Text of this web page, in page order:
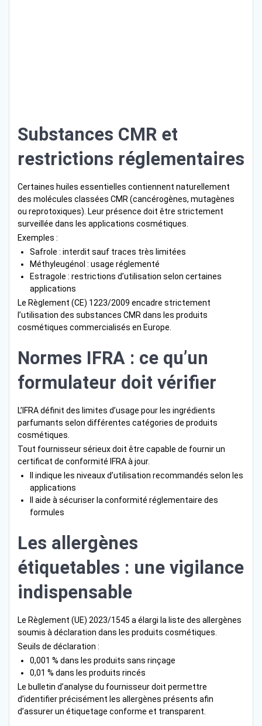
Substances CMR et
restrictions réglementaires
Certaines huiles essentielles contiennent naturellement
des molécules classées CMR (cancérogènes, mutagènes
ou reprotoxiques). Leur présence doit être strictement
surveillée dans les applications cosmétiques.
Exemples :
Safrole : interdit sauf traces très limitées
Méthyleugénol : usage réglementé
Estragole : restrictions d’utilisation selon certaines
applications
Le Règlement (CE) 1223/2009 encadre strictement
l’utilisation des substances CMR dans les produits
cosmétiques commercialisés en Europe.
Normes IFRA : ce qu’un
formulateur doit vérifier
L’IFRA définit des limites d’usage pour les ingrédients
parfumants selon différentes catégories de produits
cosmétiques.
Tout fournisseur sérieux doit être capable de fournir un
certificat de conformité IFRA à jour.
Il indique les niveaux d’utilisation recommandés selon les
applications
Il aide à sécuriser la conformité réglementaire des
formules
Les allergènes
étiquetables : une vigilance
indispensable
Le Règlement (UE) 2023/1545 a élargi la liste des allergènes
soumis à déclaration dans les produits cosmétiques.
Seuils de déclaration :
0,001 % dans les produits sans rinçage
0,01 % dans les produits rincés
Le bulletin d’analyse du fournisseur doit permettre
d’identifier précisément les allergènes présents afin
d’assurer un étiquetage conforme et transparent.